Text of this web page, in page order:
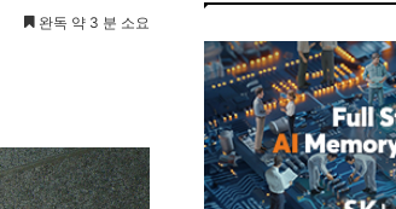
완독 약 3 분 소요